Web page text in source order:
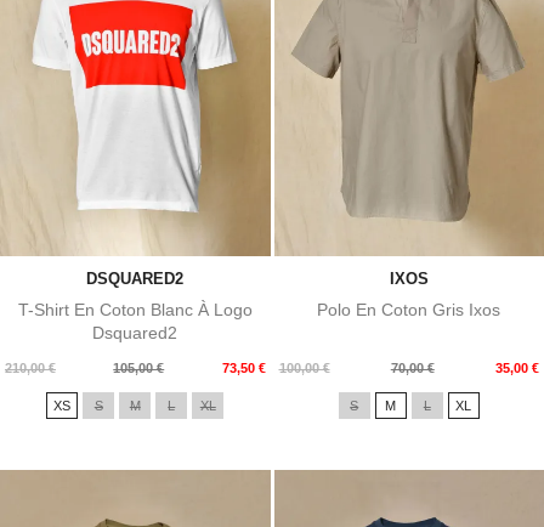
DSQUARED2
T-Shirt En Coton Blanc À Logo
Dsquared2
210,00 €
Prix
105,00 € 73,50 €
Prix
XS S M L XL
IXOS
Polo En Coton Gris Ixos
100,00 €
Prix
70,00 € 35,00 €
Prix
S M L XL